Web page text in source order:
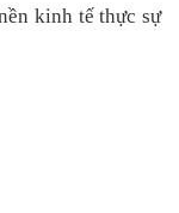
kinh tế thực sự